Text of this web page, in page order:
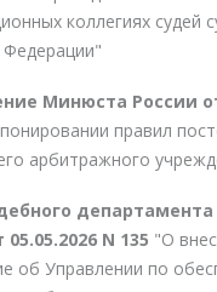
коллегиях судей
Федерации"
Минюста России
правил
арбитражного
N 135 "О
об Управлении по